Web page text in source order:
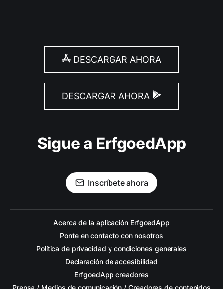
DESCARGAR AHORA
DESCARGAR AHORA
Sigue a ErfgoedApp
Inscríbete ahora
Acerca de la aplicación ErfgoedApp
Ponte en contacto con nosotros
Política de privacidad y condiciones generales
Declaración de accesibilidad
ErfgoedApp creadores
Prensa / Medios de comunicación / Creadores de contenidos